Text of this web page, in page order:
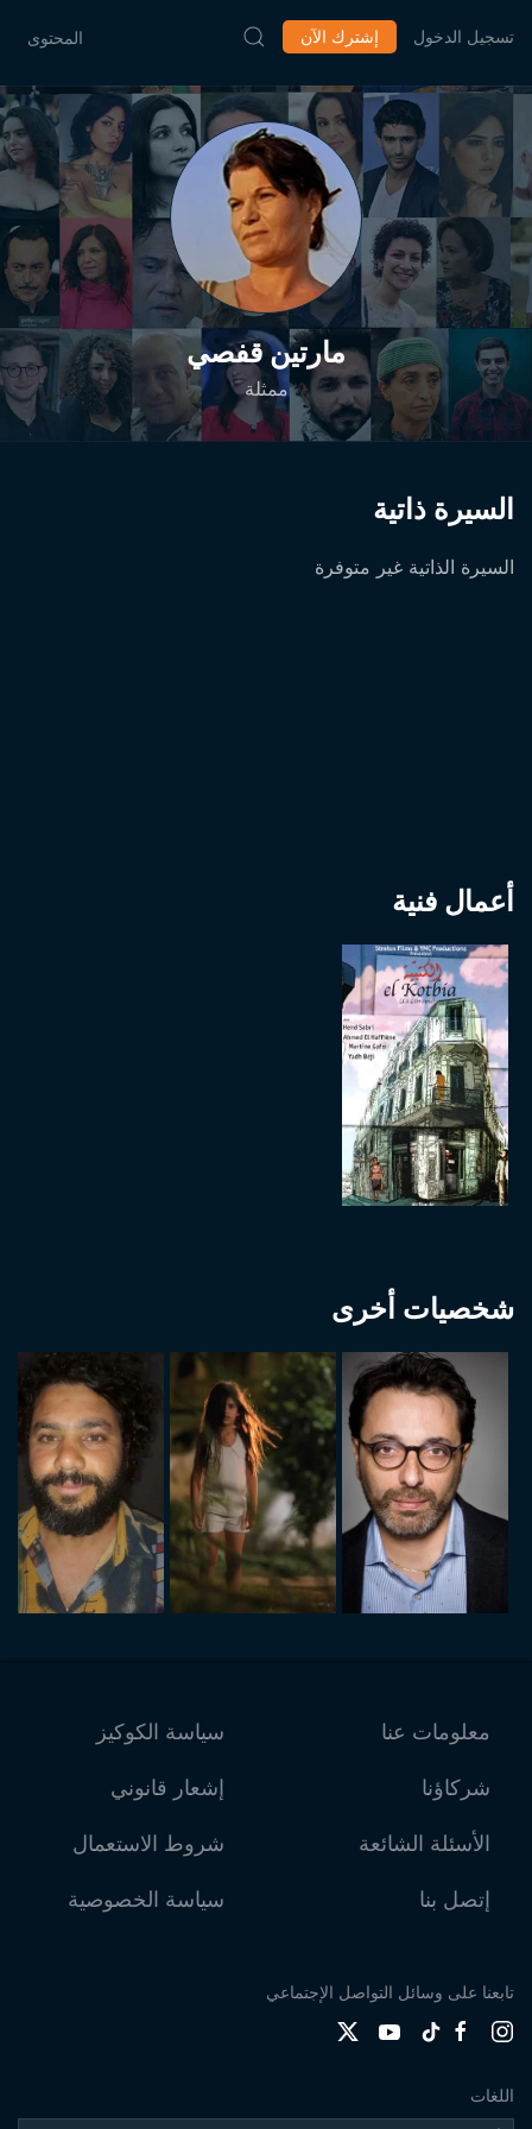
المحتوى إشترك الآن تسجيل الدخول
مارتين قفصي
ممثلة
السيرة ذاتية
السيرة الذاتية غير متوفرة
أعمال فنية
شخصيات أخرى
معلومات عنا
شركاؤنا
الأسئلة الشائعة
إتصل بنا
سياسة الكوكيز
إشعار قانوني
شروط الاستعمال
سياسة الخصوصية
تابعنا على وسائل التواصل الإجتماعي
اللغات